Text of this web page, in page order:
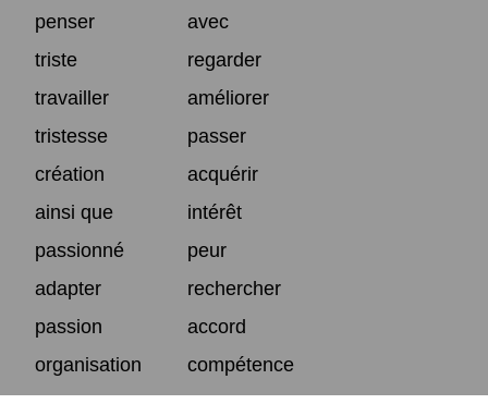
penser
avec
triste
regarder
travailler
améliorer
tristesse
passer
création
acquérir
ainsi que
intérêt
passionné
peur
adapter
rechercher
passion
accord
organisation
compétence